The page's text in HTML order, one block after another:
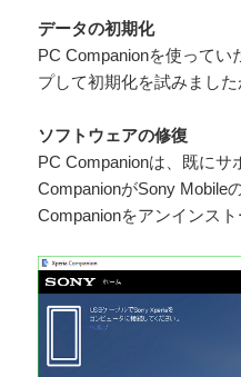
データの初期化
PC Companionを使ってい
プして初期化を試みました
ソフトウェアの修復
PC Companionは、既にサ
CompanionがSony Mobile
Companionをアンインス